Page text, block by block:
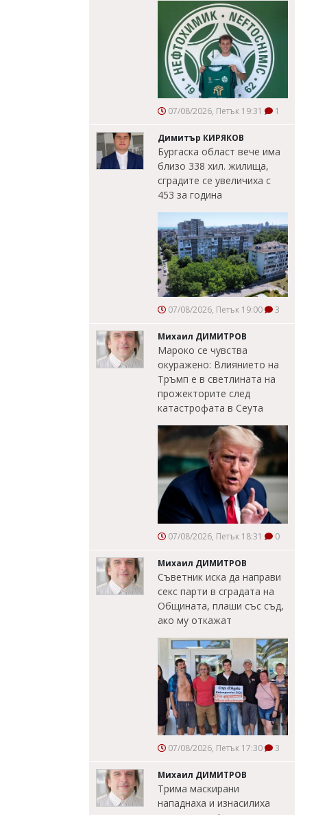
07/08/2026, Петък 19:31 1
Димитър КИРЯКОВ
Бургаска област вече има
близо 338 хил. жилища,
сградите се увеличиха с
453 за година
07/08/2026, Петък 19:00 3
Михаил ДИМИТРОВ
Мароко се чувства
окуражено: Влиянието на
Тръмп е в светлината на
прожекторите след
катастрофата в Сеута
07/08/2026, Петък 18:31 0
Михаил ДИМИТРОВ
Съветник иска да направи
секс парти в сградата на
Общината, плаши със съд,
ако му откажат
07/08/2026, Петък 17:30 3
Михаил ДИМИТРОВ
Трима маскирани
нападнаха и изнасилиха